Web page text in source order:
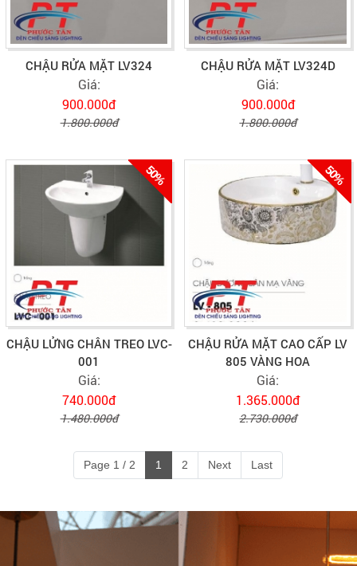
CHẬU RỬA MẶT LV324
Giá:
900.000đ
1.800.000đ
CHẬU RỬA MẶT LV324D
Giá:
900.000đ
1.800.000đ
50%
CHẬU LỬNG CHÂN TREO LVC-
001
Giá:
740.000đ
1.480.000đ
50%
CHẬU RỬA MẶT CAO CẤP LV
805 VÀNG HOA
Giá:
1.365.000đ
2.730.000đ
Page 1 / 2 1 2 Next Last